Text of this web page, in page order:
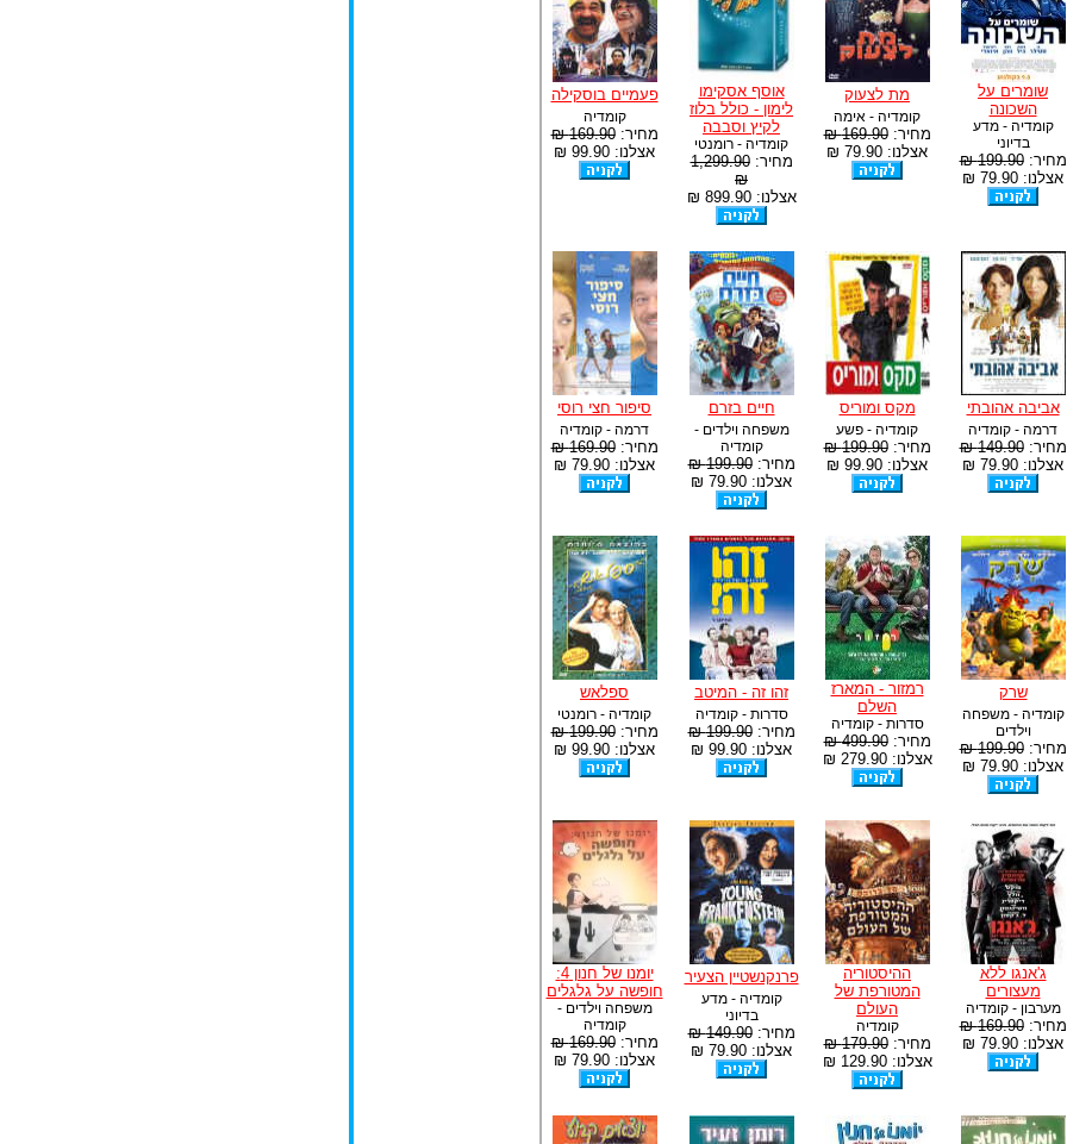
שומרים על
השכונה
קומדיה - מדע
בדיוני
מחיר:199.90 ₪
אצלנו: 79.90 ₪
מת לצעוק
קומדיה - אימה
מחיר:169.90 ₪
אצלנו: 79.90 ₪
אוסף אסקימו
לימון - כולל בלוז
לקיץ וסבבה
קומדיה - רומנטי
מחיר:1,299.90
₪
אצלנו: 899.90 ₪
פעמיים בוסקילה
קומדיה
מחיר:169.90 ₪
אצלנו: 99.90 ₪
אביבה אהובתי
דרמה - קומדיה
מחיר:149.90 ₪
אצלנו: 79.90 ₪
מקס ומוריס
קומדיה - פשע
מחיר:199.90 ₪
אצלנו: 99.90 ₪
חיים בזרם
משפחה וילדים -
קומדיה
מחיר:199.90 ₪
אצלנו: 79.90 ₪
סיפור חצי רוסי
דרמה - קומדיה
מחיר:169.90 ₪
אצלנו: 79.90 ₪
שרק
קומדיה - משפחה
וילדים
מחיר:199.90 ₪
אצלנו: 79.90 ₪
רמזור - המארז
השלם
סדרות - קומדיה
מחיר:499.90 ₪
אצלנו: 279.90 ₪
זהו זה - המיטב
סדרות - קומדיה
מחיר:199.90 ₪
אצלנו: 99.90 ₪
ספלאש
קומדיה - רומנטי
מחיר:199.90 ₪
אצלנו: 99.90 ₪
ג'אנגו ללא
מעצורים
מערבון - קומדיה
מחיר:169.90 ₪
אצלנו: 79.90 ₪
ההיסטוריה
המטורפת של
העולם
קומדיה
מחיר:179.90 ₪
אצלנו: 129.90 ₪
פרנקנשטיין הצעיר
קומדיה - מדע
בדיוני
מחיר:149.90 ₪
אצלנו: 79.90 ₪
יומנו של חנון 4:
חופשה על גלגלים
משפחה וילדים -
קומדיה
מחיר:169.90 ₪
אצלנו: 79.90 ₪